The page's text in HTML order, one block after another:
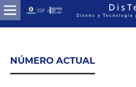
NÚMERO ACTUAL